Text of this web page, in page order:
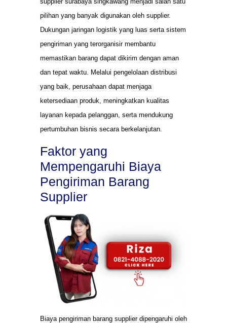
pilihan yang banyak digunakan oleh supplier.
Dukungan jaringan logistik yang luas serta sistem
pengiriman yang terorganisir membantu
memastikan barang dapat dikirim dengan aman
dan tepat waktu. Melalui pengelolaan distribusi
yang baik, perusahaan dapat menjaga
ketersediaan produk, meningkatkan kualitas
layanan kepada pelanggan, serta mendukung
pertumbuhan bisnis secara berkelanjutan.
Faktor yang
Mempengaruhi Biaya
Pengiriman Barang
Supplier
Biaya pengiriman barang supplier dipengaruhi oleh